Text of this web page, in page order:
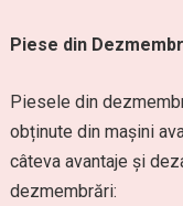
Piese din
Piesele din
obținute din mașini
câteva avantaje și
dezmembrări: